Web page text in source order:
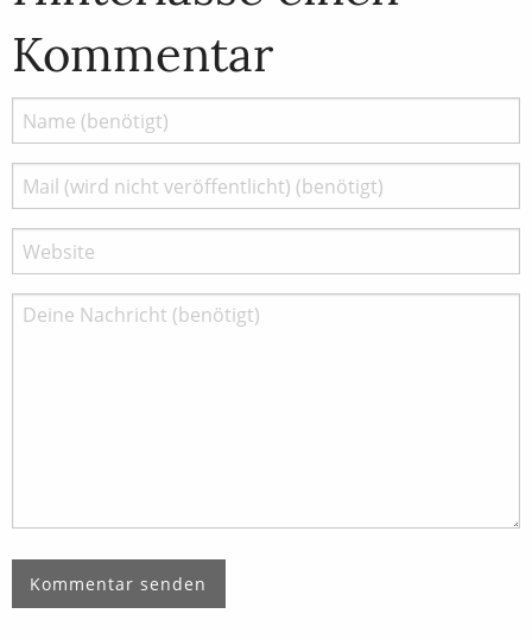
Kommentar